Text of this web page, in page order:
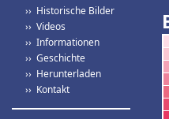
›› Historische Bilder
›› Videos
›› Informationen
›› Geschichte
›› Herunterladen
›› Kontakt